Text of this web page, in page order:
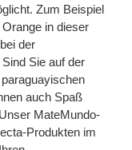
Zum Beispiel
in dieser
der
Sie auf der
auch Spaß
MateMundo-
Produkten im